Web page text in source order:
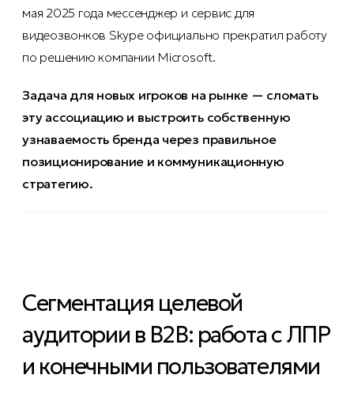
мая 2025 года мессенджер и сервис для
видеозвонков Skype официально прекратил работу
по решению компании Microsoft.
Задача для новых игроков на рынке — сломать
эту ассоциацию и выстроить собственную
узнаваемость бренда через правильное
позиционирование и коммуникационную
стратегию.
Сегментация целевой
аудитории в B2B: работа с ЛПР
и конечными пользователями